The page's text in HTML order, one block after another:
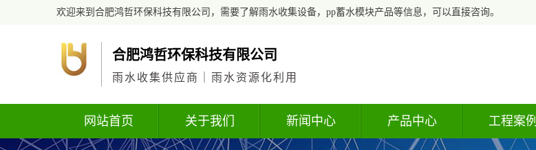
欢迎来到合肥鸿哲环保科技有限公司，需要了解雨水收集设备，pp蓄水模块产品等信息，可以直接咨询。
合肥鸿哲环保科技有限公司
雨水收集供应商｜雨水资源化利用
网站首页 关于我们 新闻中心 产品中心 工程案例